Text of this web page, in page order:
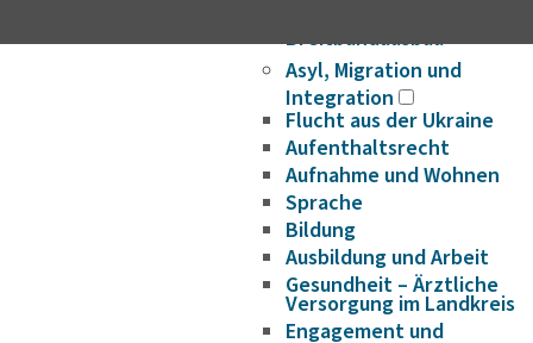
Breitbandausbau
Asyl, Migration und
Integration
Flucht aus der Ukraine
Aufenthaltsrecht
Aufnahme und Wohnen
Sprache
Bildung
Ausbildung und Arbeit
Gesundheit – Ärztliche
Versorgung im Landkreis
Engagement und